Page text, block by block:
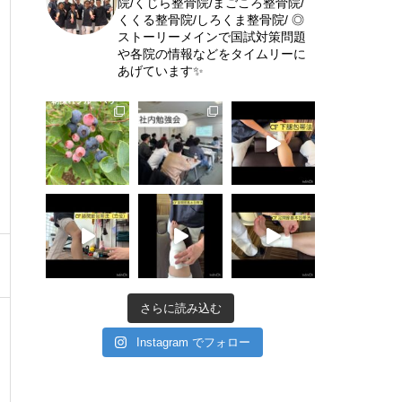
くくる整骨院/しろくま整骨院/ ◎
ストーリーメインで国試対策問題
や各院の情報などをタイムリーに
あげています✨
さらに読み込む
Instagram でフォロー